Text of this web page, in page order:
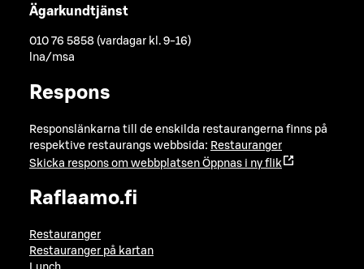
Ägarkundtjänst
010 76 5858 (vardagar kl. 9-16)
lna/msa
Respons
Responslänkarna till de enskilda restaurangerna finns på
respektive restaurangs webbsida: Restauranger
Skicka respons om webbplatsen Öppnas i ny flik
Raflaamo.fi
Restauranger
Restauranger på kartan